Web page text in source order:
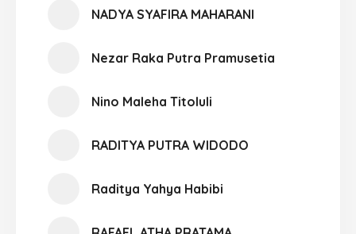
NADYA SYAFIRA MAHARANI
Nezar Raka Putra Pramusetia
Nino Maleha Titoluli
RADITYA PUTRA WIDODO
Raditya Yahya Habibi